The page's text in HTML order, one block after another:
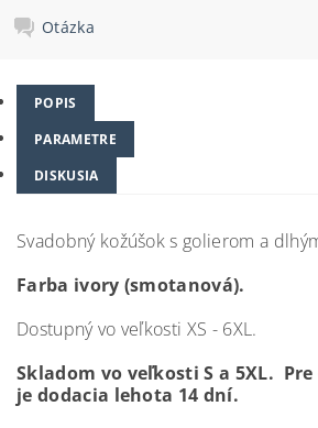
Otázka
POPIS
PARAMETRE
DISKUSIA
Svadobný kožúšok s golierom a
Farba ivory (smotanová).
Dostupný vo veľkosti XS - 6XL.
Skladom vo veľkosti S a 5XL.
je dodacia lehota 14 dní.